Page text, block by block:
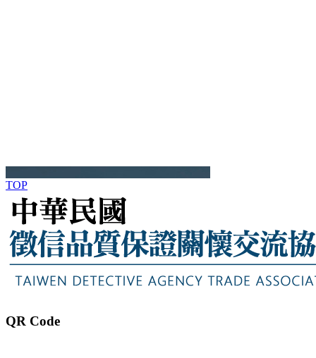
TOP
QR Code